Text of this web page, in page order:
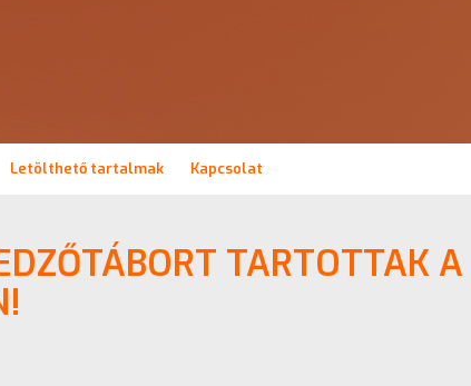
Letölthető tartalmak Kapcsolat
TARTOTTAK A